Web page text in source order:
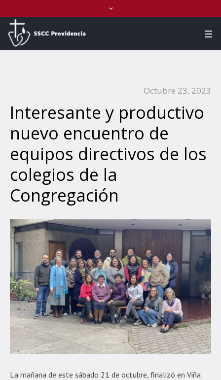
Octubre 23, 2023
Interesante y productivo
nuevo encuentro de
equipos directivos de los
colegios de la
Congregación
La mañana de este sábado 21 de octubre, finalizó en Viña